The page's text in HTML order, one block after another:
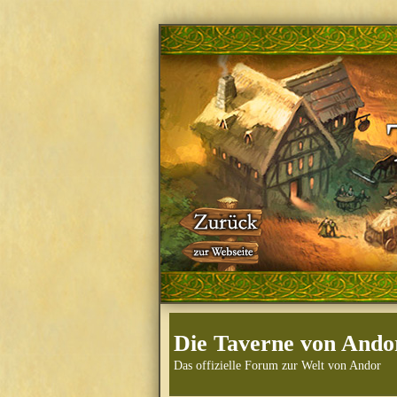
Die Taverne von
Das offizielle Forum zur Welt von Andor